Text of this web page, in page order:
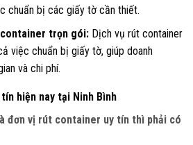
chuẩn bị các giấy tờ cần thiết.
trọn gói:Dịch vụ rút container
việc chuẩn bị giấy tờ, giúp doanh
và chi phí.
hiện nay tại Ninh Bình
đơn vị rút container uy tín thì phải có